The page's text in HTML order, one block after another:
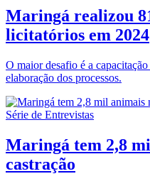
Maringá realizou
licitatórios em 2024
O maior desafio é a
elaboração dos processos.
Série de Entrevistas
Maringá tem 2,8
castração